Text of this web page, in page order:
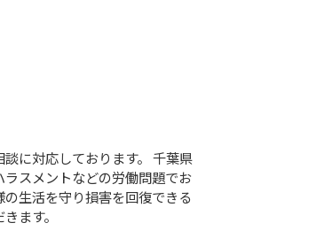
に対応しております。 千葉県
ラスメントなどの労働問題でお
生活を守り損害を回復できる
ます。